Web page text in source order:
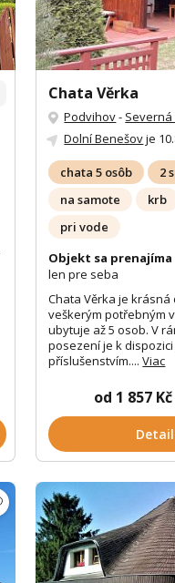
Chata Věrka
Podvihov-
Dolní Benešovje
chata 5 osôb
2
na samote
krb
pri vode
Objekt sa prenajíma
len pre seba
Chata Věrka je
veškerým potřebným
ubytuje až 5 osob. V
posezení je k
příslušenstvím....Viac
od 1 857 Kč